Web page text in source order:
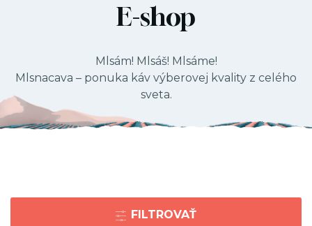
E-shop
Mlsám! Mlsáš! Mlsáme!
Mlsnacava – ponuka káv výberovej kvality z celého
sveta.
FILTROVAŤ